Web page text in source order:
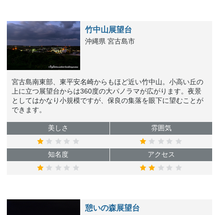
竹中山展望台
沖縄県 宮古島市
宮古島南東部、東平安名崎からもほど近い竹中山。小高い丘の
上に立つ展望台からは360度の大パノラマが広がります。夜景
としてはかなり小規模ですが、保良の集落を眼下に望むことが
できます。
美しさ 雰囲気
知名度 アクセス
憩いの森展望台